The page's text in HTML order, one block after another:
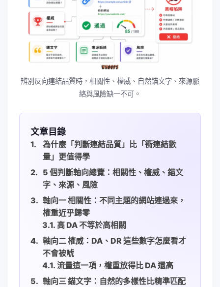
辨別反向連結品質時，相關性、權威、自然錨文字、來源脈
絡與風險缺一不可。
文章目錄
為什麼「判斷連結品質」比「衝連結數
量」更值得學
5 個判斷軸向總覽：相關性、權威、錨文
字、來源、風險
軸向一 相關性：不同主題的網站連過來，
權重近乎歸零
高 DA 不等於高相關
軸向二 權威：DA、DR 這些數字怎麼看才
不會被唬
流量這一項，權重放得比 DA 還高
軸向三 錨文字：自然的多樣性比精準匹配